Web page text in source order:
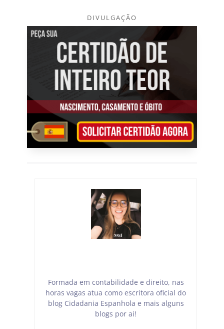
DIVULGAÇÃO
Formada em contabilidade e direito, nas
horas vagas atua como escritora oficial do
blog Cidadania Espanhola e mais alguns
blogs por ai!